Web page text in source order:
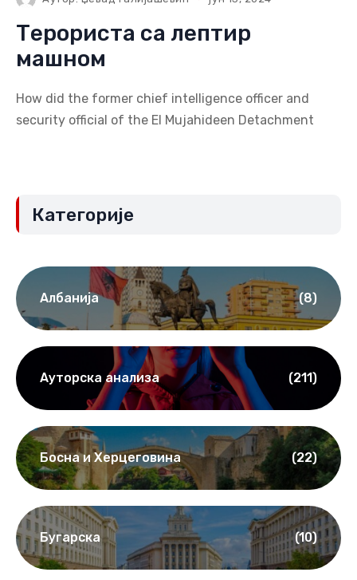
Терориста са лептир
машном
How did the former chief intelligence officer and
security official of the El Mujahideen Detachment
Категорије
Албанија (8)
Ауторска анализа (211)
Босна и Херцеговина (22)
Бугарска (10)